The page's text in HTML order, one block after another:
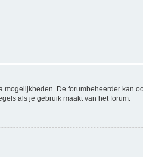
De forumbeheerder kan
als je gebruik maakt van het forum.